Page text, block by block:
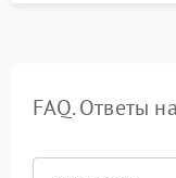
FAQ. Ответы